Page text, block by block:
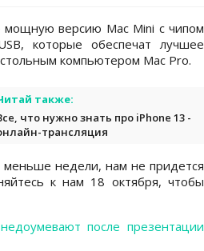
версию Mac Mini с чипом
которые обеспечат лучшее
компьютером Mac Pro.
также:
что нужно знать про iPhone 13 -
трансляция
меньше недели, нам не придется
к нам 18 октября, чтобы
после презентации